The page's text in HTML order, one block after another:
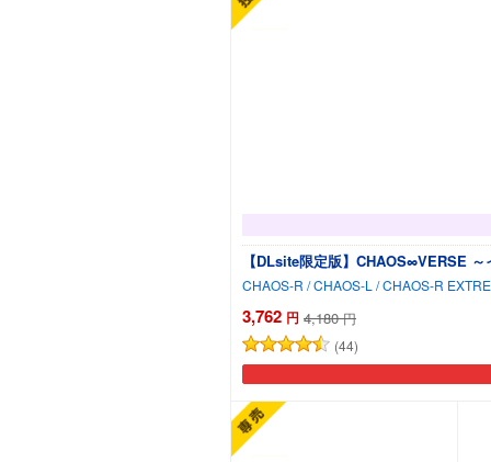
【DLsite限定版】CHAOS∞VERSE
3,762 円 4,180 円
(44)